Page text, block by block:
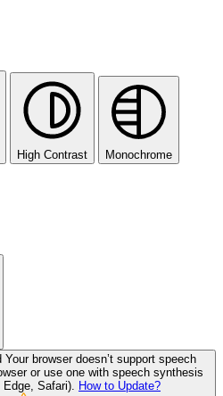
High Contrast Monochrome
Your browser doesn’t support speech
or use one with speech synthesis
Edge, Safari). How to Update?